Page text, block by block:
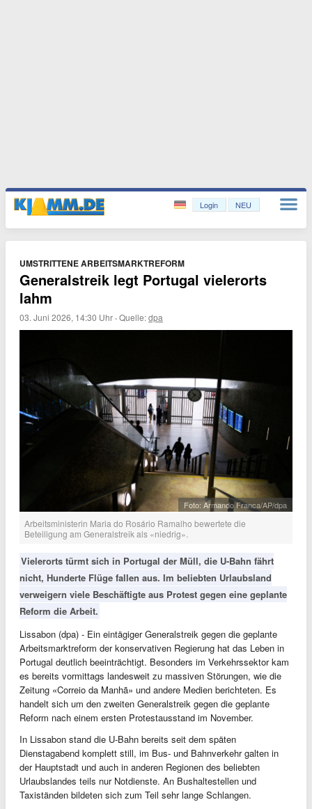
Login NEU
UMSTRITTENE ARBEITSMARKTREFORM
Generalstreik legt Portugal vielerorts
lahm
03. Juni 2026, 14:30 Uhr ·Quelle:dpa
Foto: Armando Franca/AP/dpa
Arbeitsministerin Maria do Rosário Ramalho bewertete die
Beteiligung am Generalstreik als «niedrig».
Vielerorts türmt sich in Portugal der Müll, die U-Bahn fährt
nicht, Hunderte Flüge fallen aus. Im beliebten Urlaubsland
verweigern viele Beschäftigte aus Protest gegen eine geplante
Reform die Arbeit.
Lissabon (dpa) - Ein eintägiger Generalstreik gegen die geplante
Arbeitsmarktreform der konservativen Regierung hat das Leben in
Portugal deutlich beeinträchtigt. Besonders im Verkehrssektor kam
es bereits vormittags landesweit zu massiven Störungen, wie die
Zeitung «Correio da Manhã» und andere Medien berichteten. Es
handelt sich um den zweiten Generalstreik gegen die geplante
Reform nach einem ersten Protestausstand im November.
In Lissabon stand die U-Bahn bereits seit dem späten
Dienstagabend komplett still, im Bus- und Bahnverkehr galten in
der Hauptstadt und auch in anderen Regionen des beliebten
Urlaubslandes teils nur Notdienste. An Bushaltestellen und
Taxiständen bildeten sich zum Teil sehr lange Schlangen.